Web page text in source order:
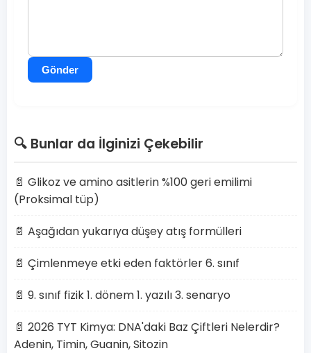
Gönder
🔍 Bunlar da İlginizi Çekebilir
📄 Glikoz ve amino asitlerin %100 geri emilimi
(Proksimal tüp)
📄 Aşağıdan yukarıya düşey atış formülleri
📄 Çimlenmeye etki eden faktörler 6. sınıf
📄 9. sınıf fizik 1. dönem 1. yazılı 3. senaryo
📄 2026 TYT Kimya: DNA'daki Baz Çiftleri Nelerdir?
Adenin, Timin, Guanin, Sitozin